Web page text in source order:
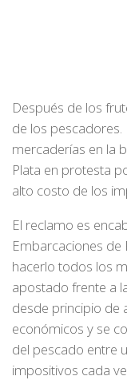
Después de los
de los pescadores.
mercaderías en la
Plata en protesta
alto costo de los
El reclamo es
Embarcaciones de
hacerlo todos los
apostado frente a
desde principio de
económicos y se
del pescado entre
impositivos cada